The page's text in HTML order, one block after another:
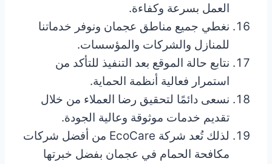
العمل بسرعة وكفاءة.
نغطي جميع مناطق عجمان ونوفر خدماتنا
للمنازل والشركات والمؤسسات.
نتابع حالة الموقع بعد التنفيذ للتأكد من
استمرار فعالية أنظمة الحماية.
نسعى دائمًا لتحقيق رضا العملاء من خلال
تقديم خدمات موثوقة وعالية الجودة.
لذلك تُعد شركة EcoCare من أفضل شركات
مكافحة الحمام في عجمان بفضل خبرتها